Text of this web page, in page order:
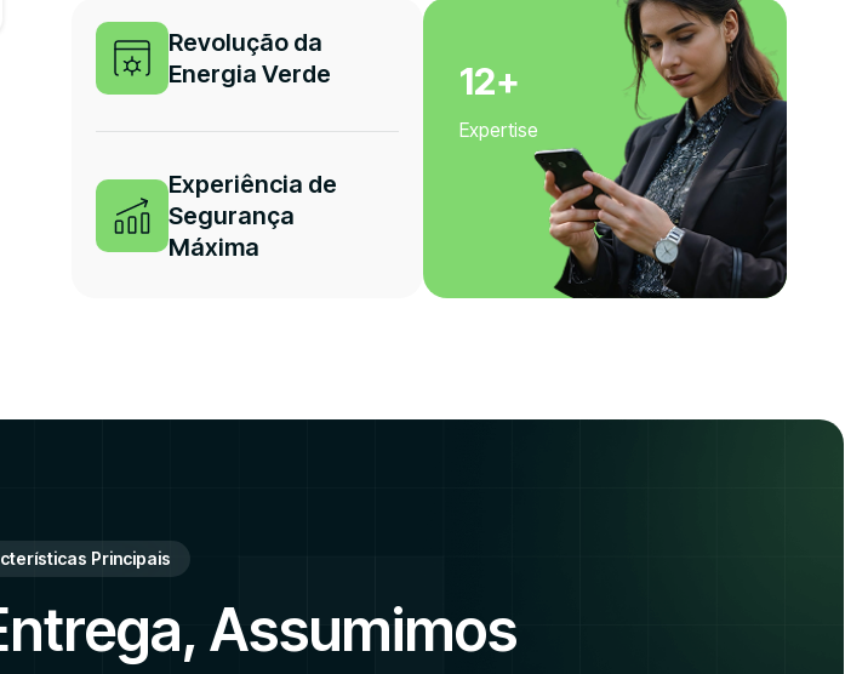
Revolução da
Energia Verde
Experiência de
Segurança
Máxima
17+
Expertise
Principais
Assumimos